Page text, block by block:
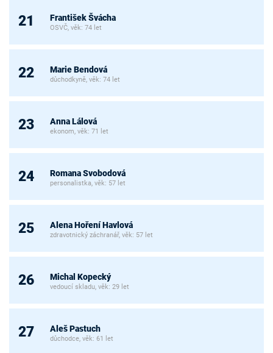
21 František Švácha
OSVČ, věk: 74 let
22 Marie Bendová
důchodkyně, věk: 74 let
23 Anna Lálová
ekonom, věk: 71 let
24 Romana Svobodová
personalistka, věk: 57 let
25 Alena Hoření Havlová
zdravotnický záchranář, věk: 57 let
26 Michal Kopecký
vedoucí skladu, věk: 29 let
27 Aleš Pastuch
důchodce, věk: 61 let